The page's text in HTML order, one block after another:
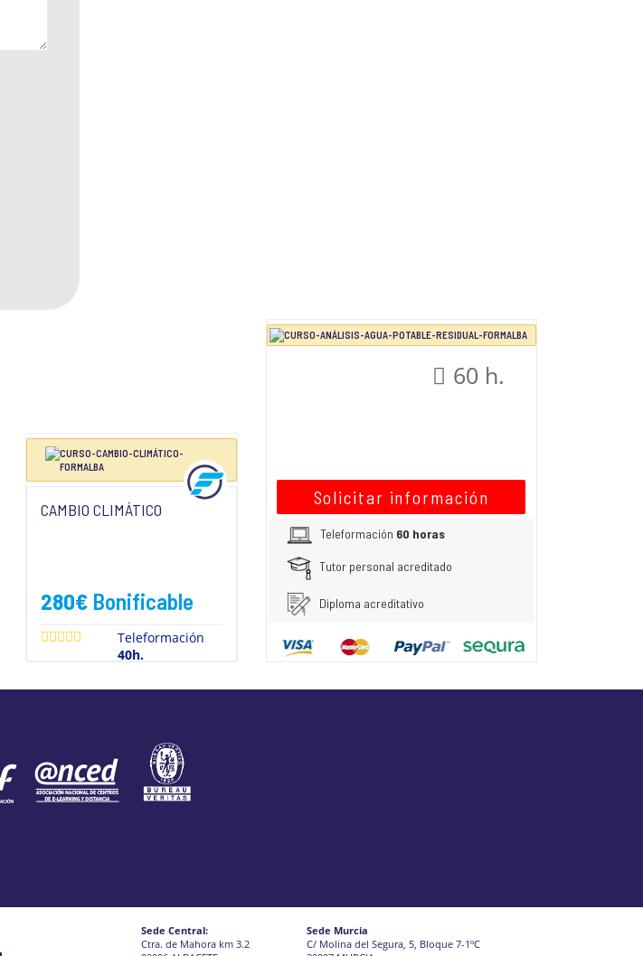
CAMBIO CLIMÁTICO
280€ Bonificable
Teleformación
40h.
60 h.
Solicitar información
Teleformación 60 horas
Tutor personal acreditado
Diploma acreditativo
Sede Central:
Ctra. de Mahora km 3.2
Sede Murcia
C/ Molina del Segura, 5, Bloque 7-1ºC